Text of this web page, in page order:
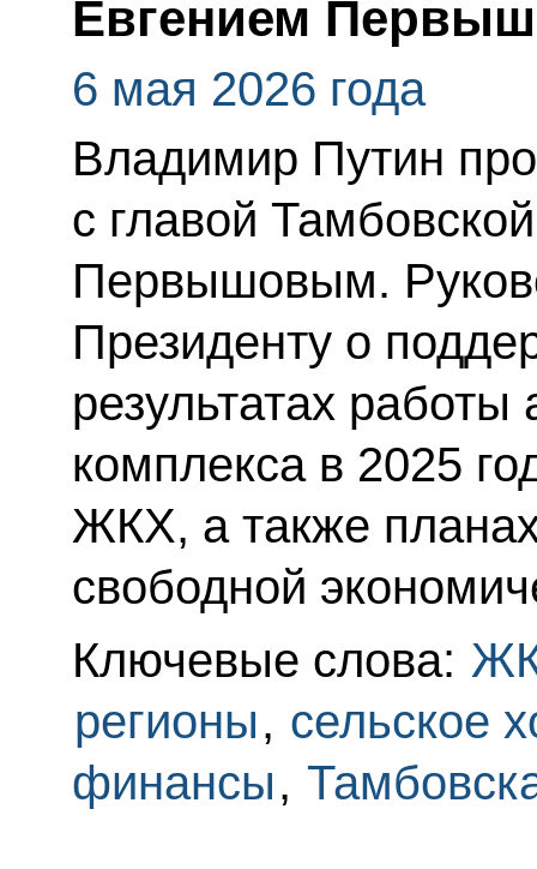
Евгением
6 мая 2026 года
Владимир Путин
с главой
Первышовым.
Президенту о
результатах
комплекса в 2025
ЖКХ, а также
свободной
Ключевые слова:
регионы, сельское
финансы,